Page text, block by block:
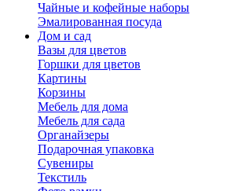
Чайные и кофейные наборы
Эмалированная посуда
Дом и сад
Вазы для цветов
Горшки для цветов
Картины
Корзины
Мебель для дома
Мебель для сада
Органайзеры
Подарочная упаковка
Сувениры
Текстиль